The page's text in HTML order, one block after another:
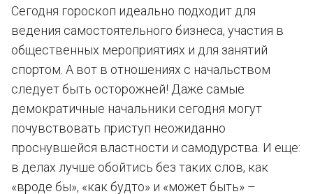
Сегодня гороскоп идеально подходит для
ведения самостоятельного бизнеса, участия в
общественных мероприятиях и для занятий
спортом. А вот в отношениях с начальством
следует быть осторожней! Даже самые
демократичные начальники сегодня могут
почувствовать приступ неожиданно
проснувшейся властности и самодурства. И еще:
в делах лучше обойтись без таких слов, как
«вроде бы», «как будто» и «может быть» –